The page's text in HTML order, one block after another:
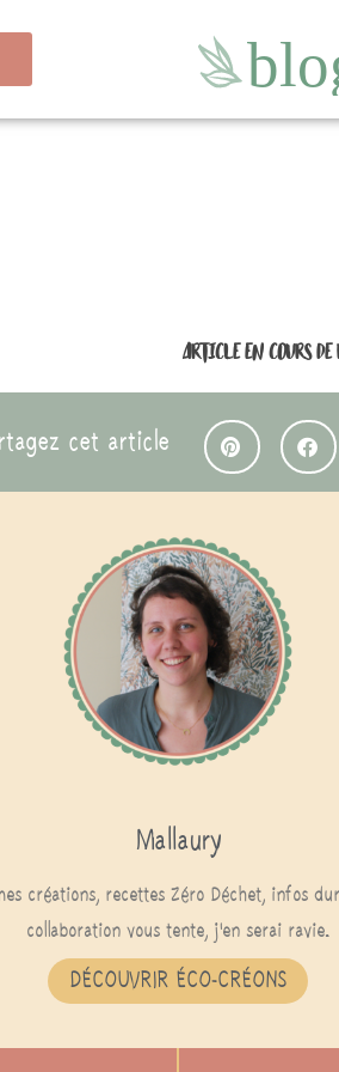
Article en cours
cet article
Mallaury
créations, recettes Zéro Déchet, infos
collaboration vous tente, j'en serai ravie.
DÉCOUVRIR ÉCO-CRÉONS